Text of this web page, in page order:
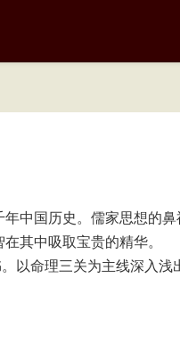
中国历史。儒家思想的鼻
其中吸取宝贵的精华。
以命理三关为主线深入浅